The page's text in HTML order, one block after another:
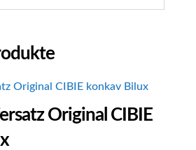
Original CIBIE